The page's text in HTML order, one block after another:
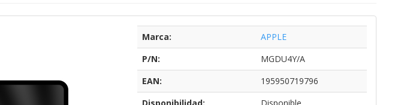
Marca:
APPLE
P/N:
MGDU4Y/A
EAN:
195950719796